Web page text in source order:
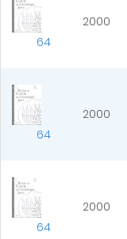
64
2000
64
2000
64
2000